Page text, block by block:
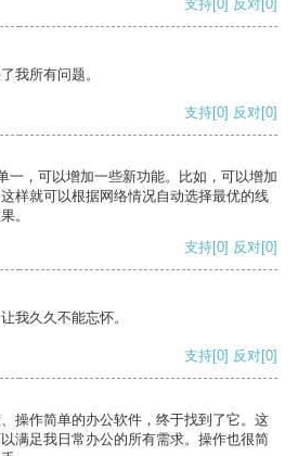
支持[0] 反对[0]
我所有问题。
支持[0] 反对[0]
一，可以增加一些新功能。比如，可以增加
样就可以根据网络情况自动选择最优的线
。
支持[0] 反对[0]
我久久不能忘怀。
支持[0] 反对[0]
操作简单的办公软件，终于找到了它。这
满足我日常办公的所有需求。操作也很简